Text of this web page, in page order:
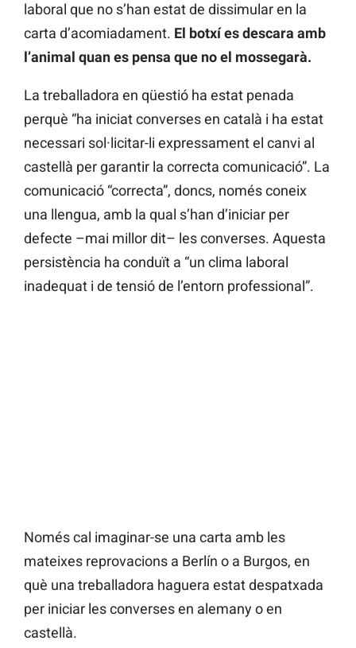
laboral que no s’han estat de dissimular en la
carta d’acomiadament. El botxí es descara amb
l’animal quan es pensa que no el mossegarà.
La treballadora en qüestió ha estat penada
perquè “ha iniciat converses en català i ha estat
necessari sol·licitar-li expressament el canvi al
castellà per garantir la correcta comunicació”. La
comunicació “correcta”, doncs, només coneix
una llengua, amb la qual s’han d’iniciar per
defecte –mai millor dit– les converses. Aquesta
persistència ha conduït a “un clima laboral
inadequat i de tensió de l’entorn professional”.
Només cal imaginar-se una carta amb les
mateixes reprovacions a Berlín o a Burgos, en
què una treballadora haguera estat despatxada
per iniciar les converses en alemany o en
castellà.